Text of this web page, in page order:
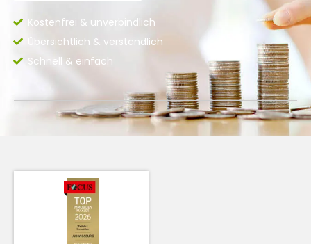
Kostenfrei & unverbindlich
Übersichtlich & verständlich
Schnell & einfach